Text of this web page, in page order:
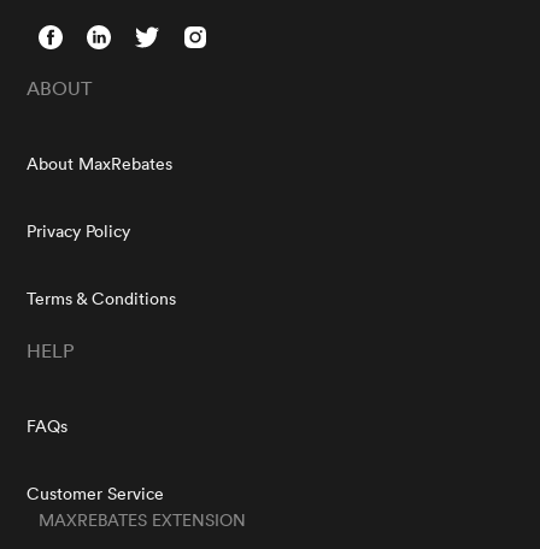
ABOUT
About MaxRebates
Privacy Policy
Terms & Conditions
HELP
FAQs
Customer Service
MAXREBATES EXTENSION